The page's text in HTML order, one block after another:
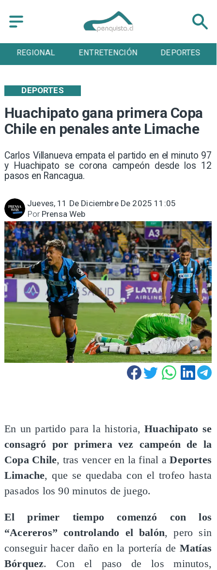
REGIONAL ENTRETENCIÓN DEPORTES
Huachipato gana primera Copa
Chile en penales ante Limache
Carlos Villanueva empata el partido en el minuto 97
y Huachipato se corona campeón desde los 12
pasos en Rancagua.
DEPORTES
Jueves, 11 De Diciembre De 2025 11:05
Prensa Web
Por
En un partido para la historia,Huachipato se
consagró por primera vez campeón de la
Copa Chile, tras vencer en la final aDeportes
Limache, que se quedaba con el trofeo hasta
pasados los 90 minutos de juego.
El primer tiempo comenzó con los
“Acereros” controlando el balón, pero sin
conseguir hacer daño en la portería de Matías
Bórquez. Con el paso de los minutos,